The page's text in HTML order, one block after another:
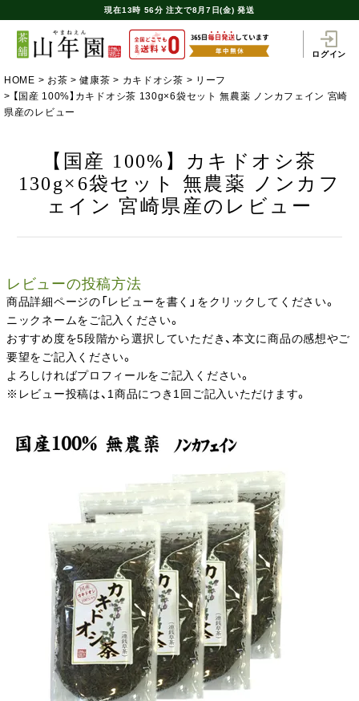
現在13時 56分 注文で8月7日(金) 発送
ログイン
HOME お茶 健康茶 カキドオシ茶
リーフ
【国産 100%】カキドオシ茶 130g×6袋セット 無農薬 ノンカフェイン 宮崎
県産のレビュー
【国産 100%】カキドオシ茶
130g×6袋セット 無農薬 ノンカフ
ェイン 宮崎県産のレビュー
レビューの投稿方法
商品詳細ページの「レビューを書く」をクリックしてください。
ニックネームをご記入ください。
おすすめ度を5段階から選択していただき、本文に商品の感想やご
要望をご記入ください。
よろしければプロフィールをご記入ください。
※レビュー投稿は、1商品につき1回ご記入いただけます。